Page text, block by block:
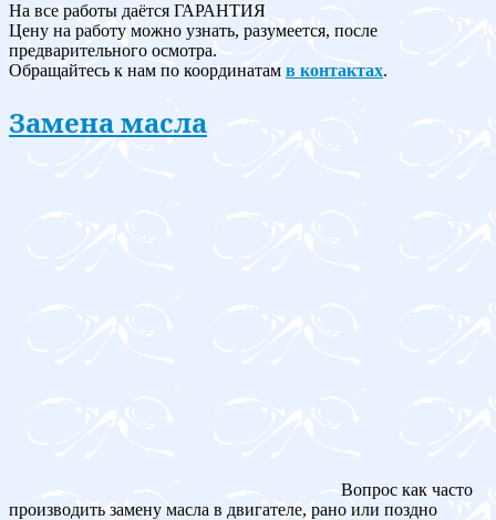
На все работы даётся ГАРАНТИЯ
Цену на работу можно узнать, разумеется, после
предварительного осмотра.
Обращайтесь к нам по координатам в контактах.
Замена масла
Вопрос как часто
производить замену масла в двигателе, рано или поздно